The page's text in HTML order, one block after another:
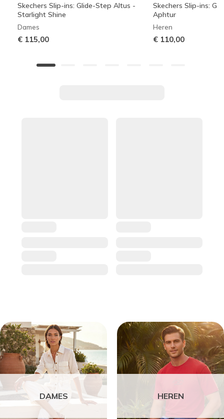
Skechers Slip-ins: Glide-Step Altus -
Starlight Shine
Dames
€ 115,00
Skechers Slip-ins:
Aphtur
Heren
€ 110,00
DAMES HEREN